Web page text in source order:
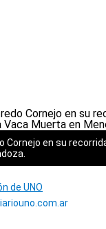
Cornejo en su
de UNO